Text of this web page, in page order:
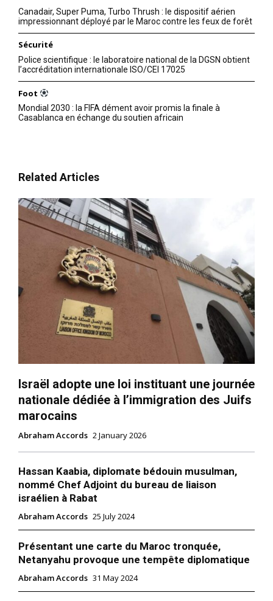
Formules d’abonnement
Mon compte
C’est officiel, Dan Shapiro
nommé Conseiller de Biden
C’est officiel, Dan Shapiro
nommé Conseiller de Biden
La Chambre des
l’unanimité le projet de loi
portant création du Fonds
Mohammed VI pour
l’investissement
représentants a adopté,
lundi, à l’unanimité le projet
de loi 76-20 portant création
du Fonds Mohammed VI pour
l’investissement. MAP Ce
Fonds, doté d’une enveloppe
de 15 milliards de dirhams,
est appelé à jouer un rôle de
14 December 2020
Canadair, Super Puma, Turbo Thrush : le dispositif aérien
impressionnant déployé par le Maroc contre les feux de forêt
Sécurité
Police scientifique : le laboratoire national de la DGSN obtient
l’accréditation internationale ISO/CEI 17025
Foot
Mondial 2030 : la FIFA dément avoir promis la finale à
Casablanca en échange du soutien africain
Related Articles
Israël adopte une loi instituant une journée
nationale dédiée à l’immigration des Juifs
marocains
Abraham Accords 2 January 2026
Hassan Kaabia, diplomate bédouin musulman,
nommé Chef Adjoint du bureau de liaison
israélien à Rabat
Abraham Accords 25 July 2024
Présentant une carte du Maroc tronquée,
Netanyahu provoque une tempête diplomatique
Abraham Accords 31 May 2024